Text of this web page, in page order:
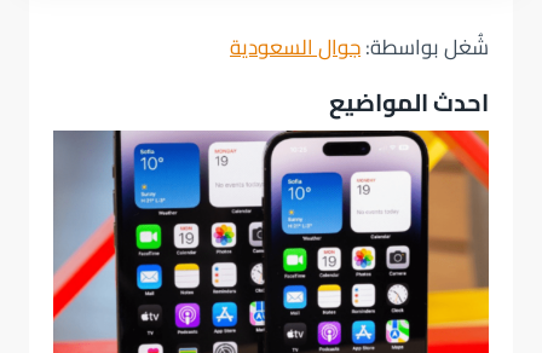
شُغل بواسطة:جوال السعودية
احدث المواضيع